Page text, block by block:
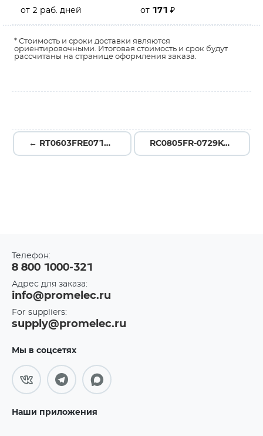
от 2 раб. дней от 171 ₽
* Стоимость и сроки доставки являются
ориентировочными. Итоговая стоимость и срок будут
рассчитаны на странице оформления заказа.
← RT0603FRE071K82L RC0805FR-0729K4L →
Телефон:
8 800 1000-321
Адрес для заказа:
info@promelec.ru
For suppliers:
supply@promelec.ru
Мы в соцсетях
Наши приложения